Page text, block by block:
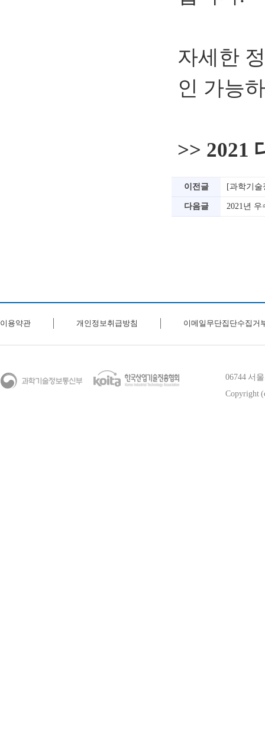
자세한
인 가능
>> 2021
이전글 [과학기
다음글 2021년
이용약관 개인정보취급방침 이메일무단집단수집거
06744 서
Copyright